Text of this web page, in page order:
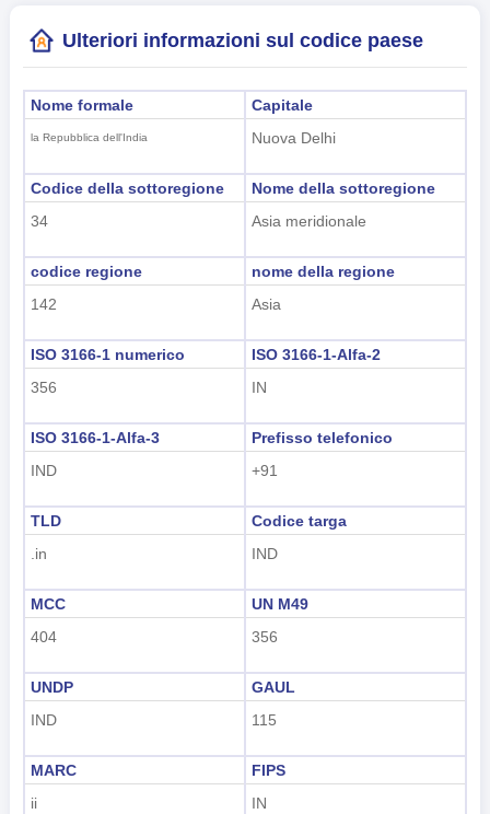
Ulteriori informazioni sul codice paese
Nome formale
la Repubblica dell'India
Capitale
Nuova Delhi
Codice della sottoregione
34
Nome della sottoregione
Asia meridionale
codice regione
142
nome della regione
Asia
ISO 3166-1 numerico
356
ISO 3166-1-Alfa-2
IN
ISO 3166-1-Alfa-3
IND
Prefisso telefonico
+91
TLD
.in
Codice targa
IND
MCC
404
UN M49
356
UNDP
IND
GAUL
115
MARC
ii
FIPS
IN